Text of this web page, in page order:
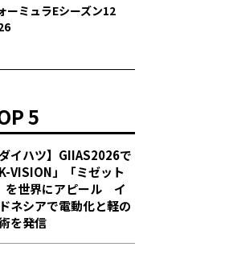
ーミュラEシーズン12
5
ダイハツ】GIIAS2026で
K-VISION」「ミゼット
を世界にアピール イ
ネシアで電動化と軽の
を発信